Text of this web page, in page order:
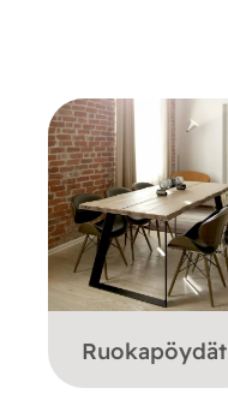
Ruokapöydät